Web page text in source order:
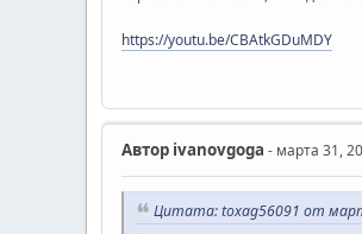
https://youtu.be/CBAtkGDuMDY
Автор ivanovgoga - марта 31,
Цитата: toxag56091 от